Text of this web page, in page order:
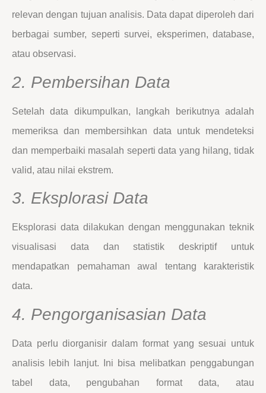
relevan dengan tujuan analisis. Data dapat diperoleh dari
berbagai sumber, seperti survei, eksperimen, database,
atau observasi.
2. Pembersihan Data
Setelah data dikumpulkan, langkah berikutnya adalah
memeriksa dan membersihkan data untuk mendeteksi
dan memperbaiki masalah seperti data yang hilang, tidak
valid, atau nilai ekstrem.
3. Eksplorasi Data
Eksplorasi data dilakukan dengan menggunakan teknik
visualisasi data dan statistik deskriptif untuk
mendapatkan pemahaman awal tentang karakteristik
data.
4. Pengorganisasian Data
Data perlu diorganisir dalam format yang sesuai untuk
analisis lebih lanjut. Ini bisa melibatkan penggabungan
tabel data, pengubahan format data, atau